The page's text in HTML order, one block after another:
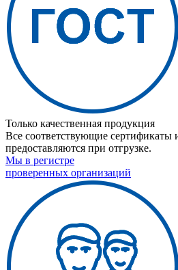
Только качественная продукция
Все соответствующие сертификаты
предоставляются при отгрузке.
Мы в регистре
проверенных организаций